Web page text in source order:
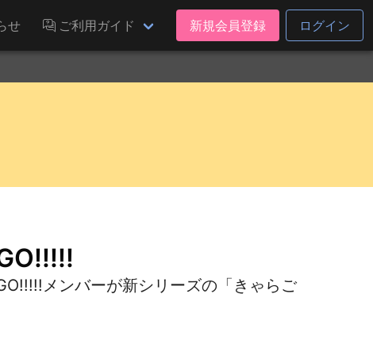
せ ご利用ガイド 新規会員登録 ログイン
メンバーが新シリーズの「きゃらご